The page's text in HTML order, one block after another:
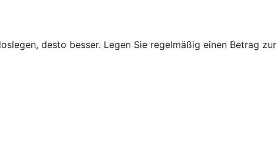
desto besser. Legen Sie regelmäßig einen Betrag zur